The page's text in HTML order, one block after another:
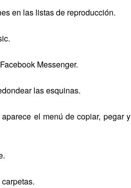
en las listas de reproducción.
Messenger.
las esquinas.
el menú de copiar, pegar y